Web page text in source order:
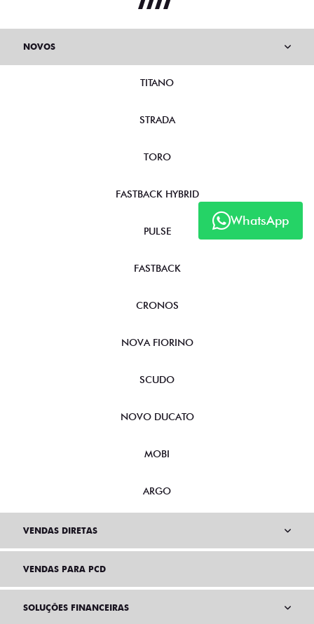
WhatsApp
NOVOS
TITANO
STRADA
TORO
FASTBACK HYBRID
PULSE
FASTBACK
CRONOS
NOVA FIORINO
SCUDO
NOVO DUCATO
MOBI
ARGO
VENDAS DIRETAS
VENDAS PARA PCD
SOLUÇÕES FINANCEIRAS